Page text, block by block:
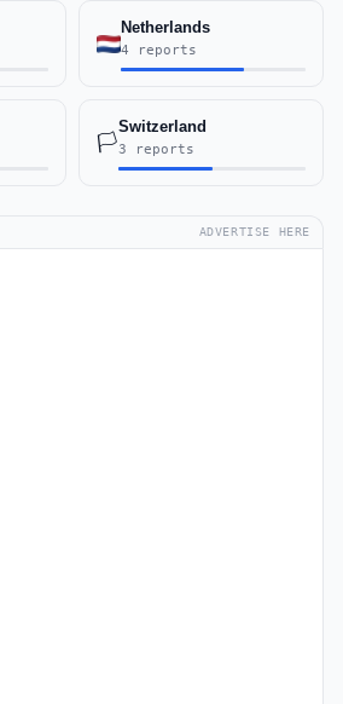
Netherlands
4 reports
🏳️
Switzerland
3 reports
ADVERTISE HERE